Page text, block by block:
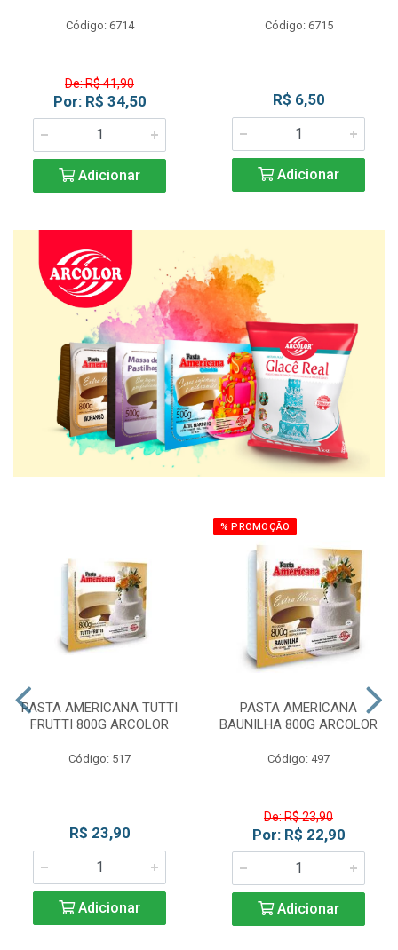
Código: 6714
De: R$ 41,90
Por: R$ 34,50
Adicionar
Código: 6715
R$ 6,50
Adicionar
PASTA AMERICANA TUTTI
FRUTTI 800G ARCOLOR
Código: 517
R$ 23,90
Adicionar
% PROMOÇÃO
PASTA AMERICANA
BAUNILHA 800G ARCOLOR
Código: 497
De: R$ 23,90
Por: R$ 22,90
Adicionar